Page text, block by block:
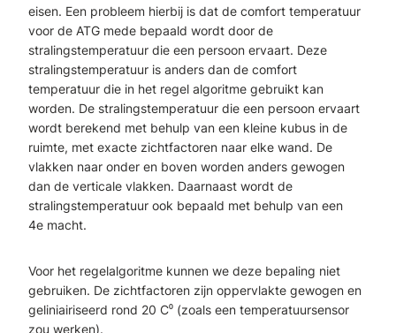
eisen. Een probleem hierbij is dat de comfort temperatuur
voor de ATG mede bepaald wordt door de
stralingstemperatuur die een persoon ervaart. Deze
stralingstemperatuur is anders dan de comfort
temperatuur die in het regel algoritme gebruikt kan
worden. De stralingstemperatuur die een persoon ervaart
wordt berekend met behulp van een kleine kubus in de
ruimte, met exacte zichtfactoren naar elke wand. De
vlakken naar onder en boven worden anders gewogen
dan de verticale vlakken. Daarnaast wordt de
stralingstemperatuur ook bepaald met behulp van een
4e macht.
Voor het regelalgoritme kunnen we deze bepaling niet
gebruiken. De zichtfactoren zijn oppervlakte gewogen en
geliniairiseerd rond 20 C⁰ (zoals een temperatuursensor
zou werken).